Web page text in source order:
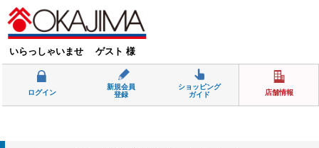
いらっしゃいませ ゲスト 様
ログイン
新規会員
登録
ショッピング
ガイド
店舗情報